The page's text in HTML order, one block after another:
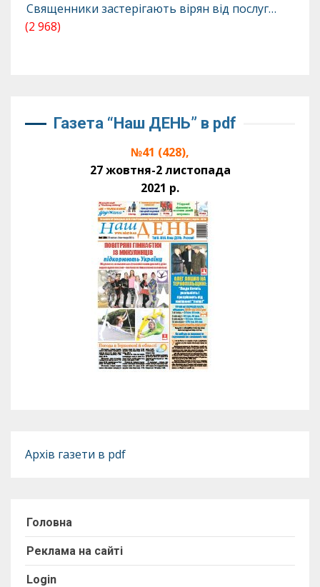
Священники застерігають вірян від послуг…
(2 968)
Газета “Наш ДЕНЬ” в pdf
№41 (428),
27 жовтня-2 листопада
2021 р.
Архів газети в pdf
Головна
Реклама на сайті
Login